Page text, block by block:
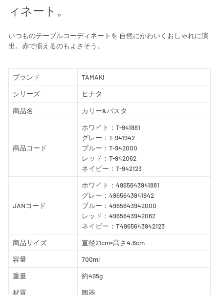
ィネート。
いつものテーブルコーディネートを 自然にかわいくおしゃれに演
出。赤で揃えるのもよさそう。
ブランド
TAMAKI
シリーズ
ヒナタ
商品名 カリー&パスタ
商品コード
ホワイト：T-941881
グレー：T-941942
ブルー：T-942000
レッド：T-942062
ネイビー：T-942123
JANコード
ホワイト：4965643941881
グレー：4965643941942
ブルー：4965643942000
レッド：4965643942062
ネイビー：T4965643942123
商品サイズ
直径21cm×高さ4.6cm
容量
700ml
重量
約495g
材質
陶器